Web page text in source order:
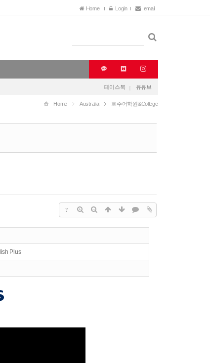
Home Login email
페이스북 유튜브
Home Australia 호주어학원&College
?
Plus